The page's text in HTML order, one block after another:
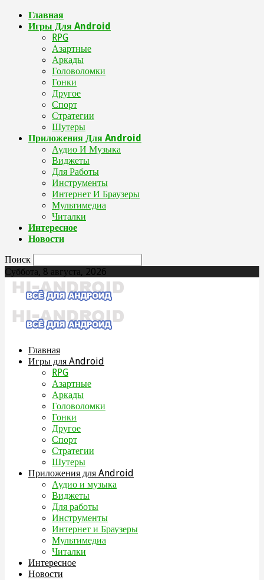
Главная
Игры Для Android
RPG
Азартные
Аркады
Головоломки
Гонки
Другое
Спорт
Стратегии
Шутеры
Приложения Для Android
Аудио И Музыка
Виджеты
Для Работы
Инструменты
Интернет И Браузеры
Мультимедиа
Читалки
Интересное
Новости
Поиск
Суббота, 8 августа, 2026
Главная
Игры для Android
RPG
Азартные
Аркады
Головоломки
Гонки
Другое
Спорт
Стратегии
Шутеры
Приложения для Android
Аудио и музыка
Виджеты
Для работы
Инструменты
Интернет и Браузеры
Мультимедиа
Читалки
Интересное
Новости